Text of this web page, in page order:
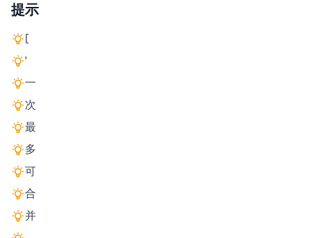
提示
[
'
一
次
最
多
可
合
并